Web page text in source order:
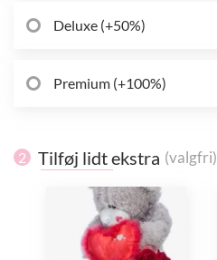
Deluxe (+50%)
Premium (+100%)
2 Tilføj lidt ekstra (valgfri)